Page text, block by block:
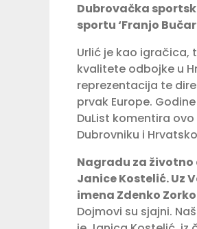
Dubrovačka
sportu ‘Franjo
Urlić je kao igračica,
kvalitete odbojke u
reprezentacija te
prvak Europe.
DuList komentira
Dubrovniku i
Nagradu za
Janice Kostelić. Uz
imena Zdenko
Dojmovi su sjajni.